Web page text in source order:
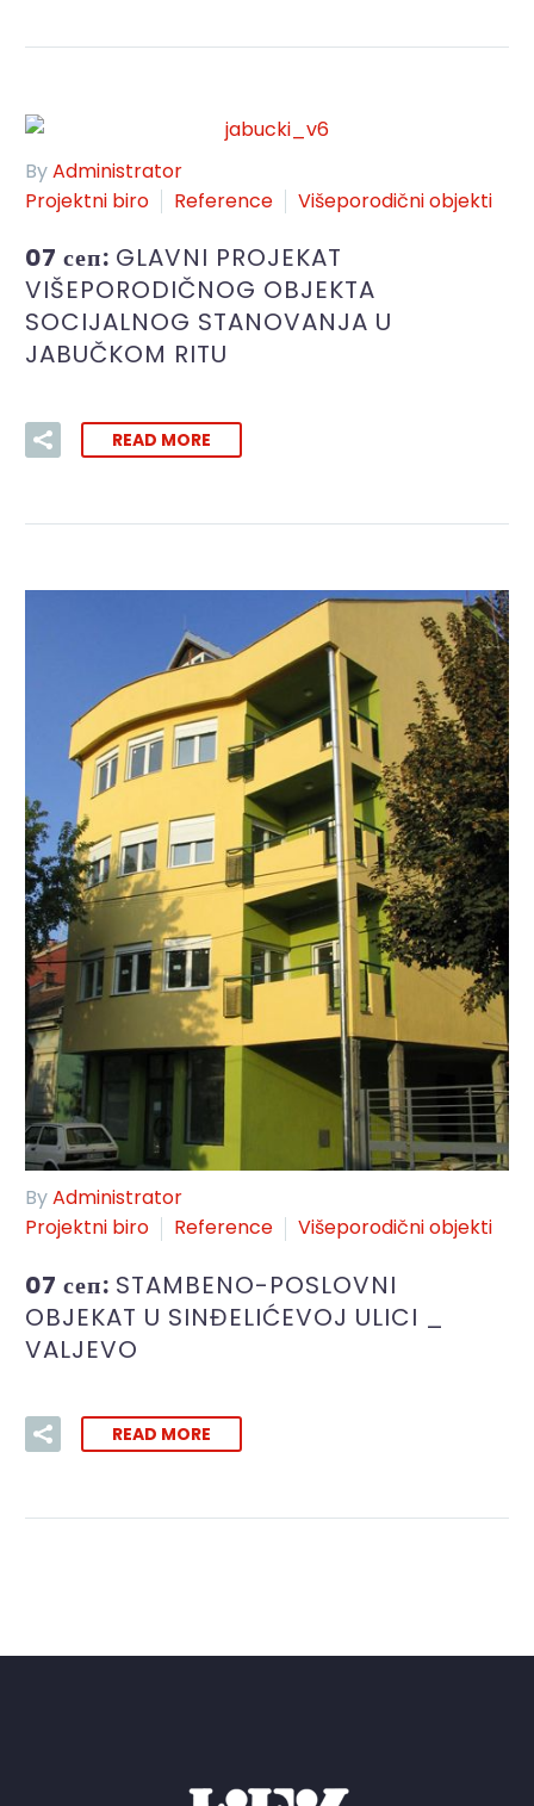
ByAdministrator
Projektni biro
Reference Višeporodični objekti
07 сеп: GLAVNI PROJEKAT
VIŠEPORODIČNOG OBJEKTA
SOCIJALNOG STANOVANJA U
JABUČKOM RITU
READ MORE
ByAdministrator
Projektni biro
Reference Višeporodični objekti
07 сеп: STAMBENO-POSLOVNI
OBJEKAT U SINĐELIĆEVOJ ULICI _
VALJEVO
READ MORE